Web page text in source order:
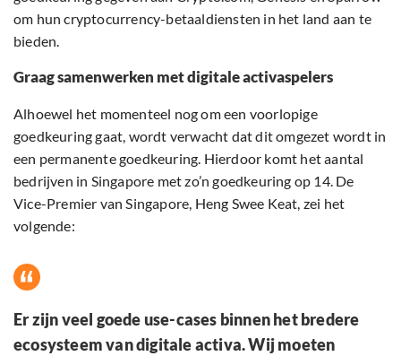
om hun cryptocurrency-betaaldiensten in het land aan te
bieden.
Graag samenwerken met digitale activaspelers
Alhoewel het momenteel nog om een voorlopige
goedkeuring gaat, wordt verwacht dat dit omgezet wordt in
een permanente goedkeuring. Hierdoor komt het aantal
bedrijven in Singapore met zo’n goedkeuring op 14. De
Vice-Premier van Singapore, Heng Swee Keat, zei het
volgende:
Er zijn veel goede use-cases binnen het bredere
ecosysteem van digitale activa. Wij moeten